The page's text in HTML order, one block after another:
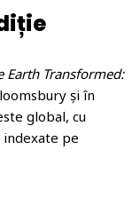
Earth Transformed:
și în
global, cu
pe